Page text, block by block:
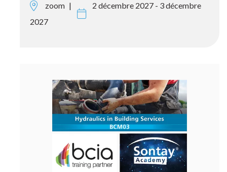
zoom
2 décembre 2027 - 3 décembre
2027